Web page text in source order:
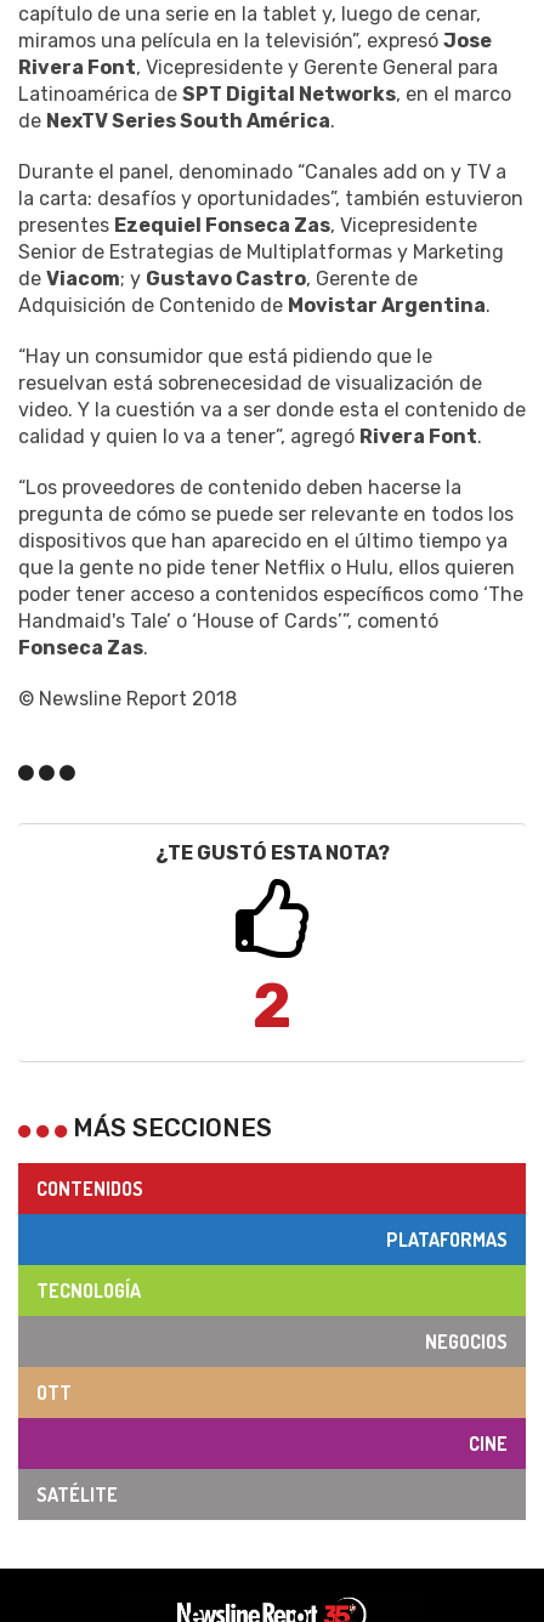
capítulo de una serie en la tablet y, luego de cenar,
miramos una película en la televisión”, expresó Jose
Rivera Font, Vicepresidente y Gerente General para
Latinoamérica de SPT Digital Networks, en el marco
de NexTV Series South América.
Durante el panel, denominado “Canales add on y TV a
la carta: desafíos y oportunidades”, también estuvieron
presentes Ezequiel Fonseca Zas, Vicepresidente
Senior de Estrategias de Multiplatformas y Marketing
de Viacom; y Gustavo Castro, Gerente de
Adquisición de Contenido de Movistar Argentina.
“Hay un consumidor que está pidiendo que le
resuelvan está sobrenecesidad de visualización de
video. Y la cuestión va a ser donde esta el contenido de
calidad y quien lo va a tener”, agregó Rivera Font.
“Los proveedores de contenido deben hacerse la
pregunta de cómo se puede ser relevante en todos los
dispositivos que han aparecido en el último tiempo ya
que la gente no pide tener Netflix o Hulu, ellos quieren
poder tener acceso a contenidos específicos como ‘The
Handmaid's Tale’ o ‘House of Cards’”, comentó
Fonseca Zas.
© Newsline Report 2018
¿TE GUSTÓ ESTA NOTA?
2
MÁS SECCIONES
CONTENIDOS
PLATAFORMAS
TECNOLOGÍA
NEGOCIOS
OTT
CINE
SATÉLITE